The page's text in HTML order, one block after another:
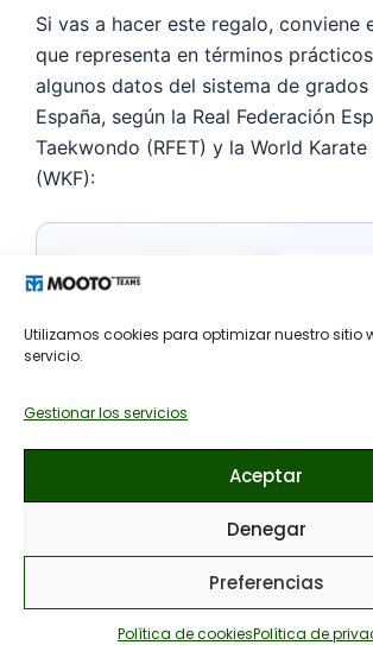
Utilizamos cookies para optimizar nuestro sitio
servicio.
Gestionar los servicios
Aceptar
Denegar
Preferencias
Política de cookiesPolítica de
Si vas a hacer este regalo, conviene
que representa en términos
algunos datos del sistema de
España, según la Real Federación
Taekwondo (RFET) y la World
(WKF):
examinarse de Dan en
medios
Grados Dan
reconocidos por la WT,
desde 1er Dan hasta 9º
Dan
Grado
póstumo,
a figuras